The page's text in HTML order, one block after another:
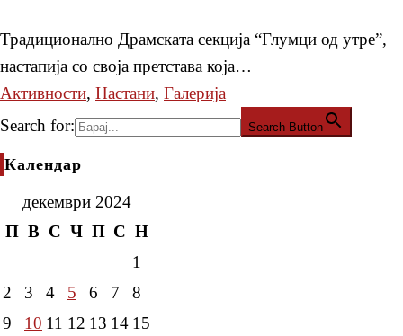
Традиционално Драмската секција “Глумци од утре”,
настапија со своја претстава која…
Активности, Настани, Галерија
Search for:
Search Button
Календар
декември 2024
П В С Ч П С Н
1
2
3 4 5 6 7
8
9
10 11 12 13 14 15